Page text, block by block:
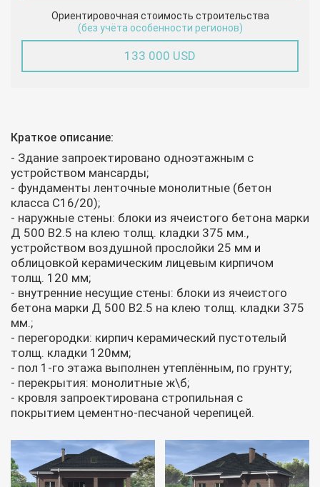
Ориентировочная стоимость строительства
(без учёта особенности регионов)
133 000 USD
Краткое описание:
- Здание запроектировано одноэтажным с
устройством мансарды;
- фундаменты ленточные монолитные (бетон
класса С16/20);
- наружные стены: блоки из ячеистого бетона марки
Д 500 В2.5 на клею толщ. кладки 375 мм.,
устройством воздушной прослойки 25 мм и
облицовкой керамическим лицевым кирпичом
толщ. 120 мм;
- внутренние несущие стены: блоки из ячеистого
бетона марки Д 500 В2.5 на клею толщ. кладки 375
мм.;
- перегородки: кирпич керамический пустотелый
толщ. кладки 120мм;
- пол 1-го этажа выполнен утеплённым, по грунту;
- перекрытия: монолитные ж\б;
- кровля запроектирована стропильная с
покрытием цементно-песчаной черепицей.